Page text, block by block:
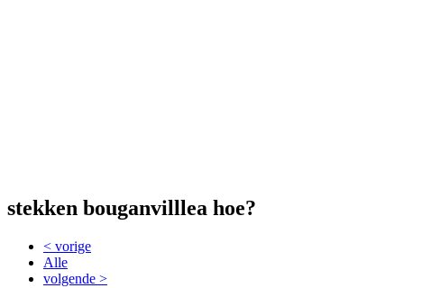
stekken bouganvilllea hoe?
< vorige
Alle
volgende >